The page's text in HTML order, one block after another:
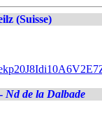
(Suisse)
Nd de la Dalbade